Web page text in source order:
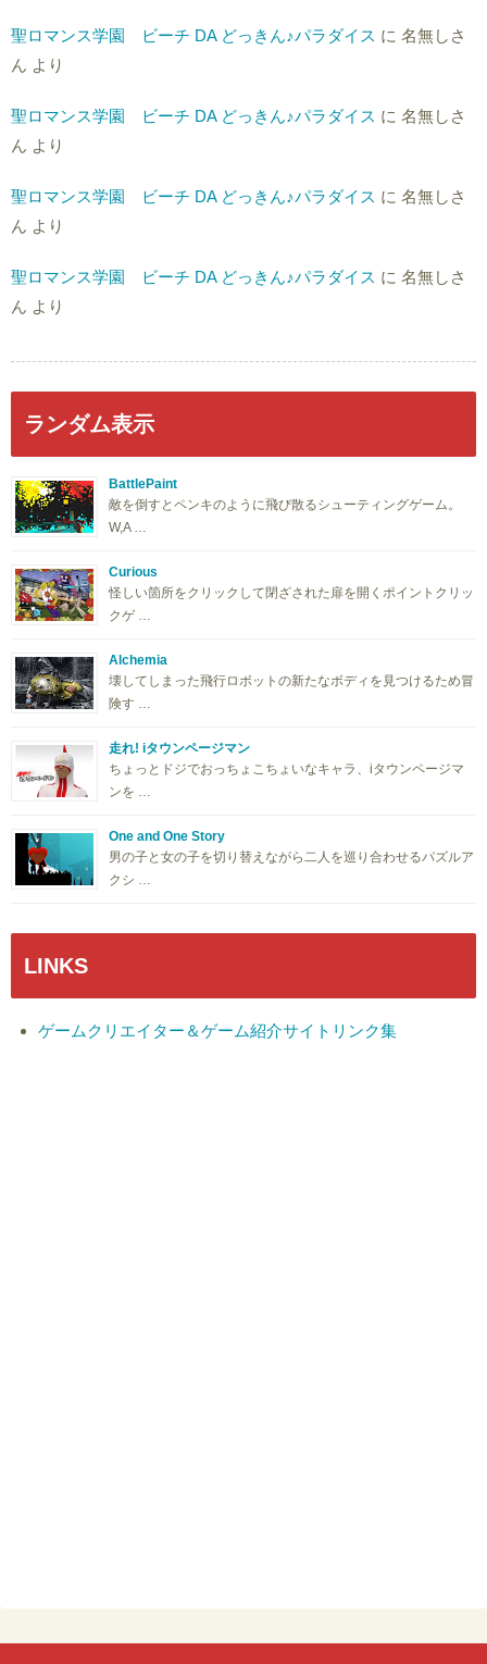
聖ロマンス学園 ビーチ DA どっきん♪パラダイス に 名無しさ
ん より
聖ロマンス学園 ビーチ DA どっきん♪パラダイス に 名無しさ
ん より
聖ロマンス学園 ビーチ DA どっきん♪パラダイス に 名無しさ
ん より
聖ロマンス学園 ビーチ DA どっきん♪パラダイス に 名無しさ
ん より
ランダム表示
BattlePaint
敵を倒すとペンキのように飛び散るシューティングゲーム。
W,A …
Curious
怪しい箇所をクリックして閉ざされた扉を開くポイントクリッ
クゲ …
Alchemia
壊してしまった飛行ロボットの新たなボディを見つけるため冒
険す …
走れ! iタウンページマン
ちょっとドジでおっちょこちょいなキャラ、iタウンページマ
ンを …
One and One Story
男の子と女の子を切り替えながら二人を巡り合わせるパズルア
クシ …
LINKS
ゲームクリエイター＆ゲーム紹介サイトリンク集